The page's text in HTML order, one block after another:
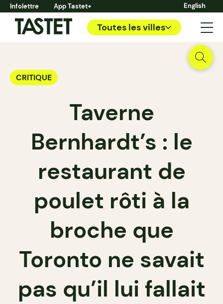
Infolettre App Tastet+ English
Toutes les villes
CRITIQUE
Taverne
Bernhardt’s : le
restaurant de
poulet rôti à la
broche que
Toronto ne savait
pas qu’il lui fallait